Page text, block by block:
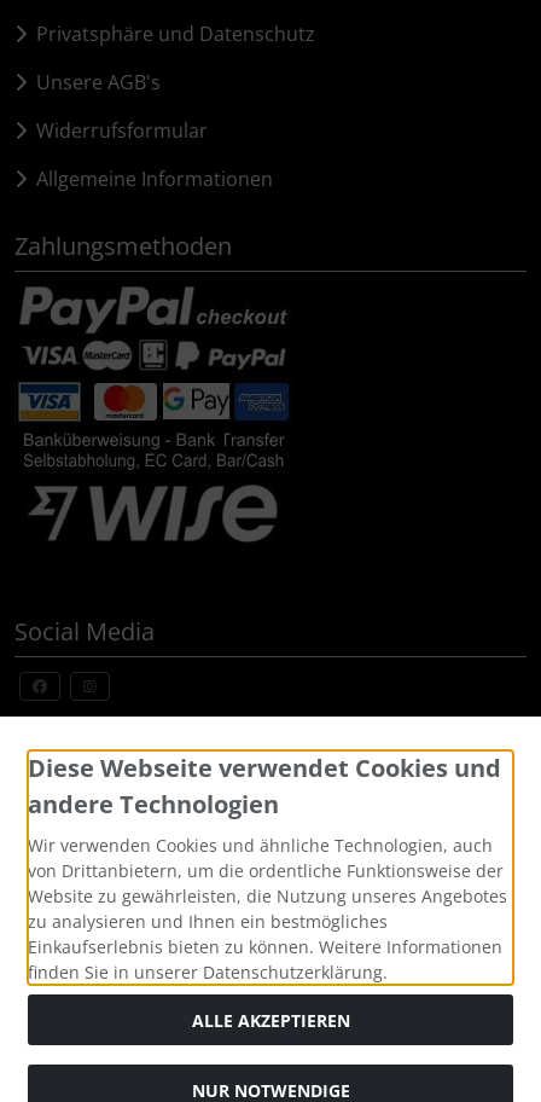
Privatsphäre und Datenschutz
Unsere AGB's
Widerrufsformular
Allgemeine Informationen
Zahlungsmethoden
Social Media
Widerrufsformular
Alle Preise inkl. gesetzl. MwSt. zzgl.Versandkosten. Die
bei Custom Made Bikes, Individuelle Fahrräder, Pinarello,
Custom Made Bikes, Individuelle Fahrräder, Pinarello, BMC,
Diese Webseite verwendet Cookies und
andere Technologien
Wir verwenden Cookies und ähnliche Technologien, auch
von Drittanbietern, um die ordentliche Funktionsweise der
Website zu gewährleisten, die Nutzung unseres Angebotes
zu analysieren und Ihnen ein bestmögliches
Einkaufserlebnis bieten zu können. Weitere Informationen
finden Sie in unserer Datenschutzerklärung.
ALLE AKZEPTIEREN
NUR NOTWENDIGE